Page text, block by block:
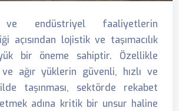
ve endüstriyel faaliyetlerin
açısından lojistik ve taşımacılık
bir öneme sahiptir. Özellikle
ağır yüklerin güvenli, hızlı ve
taşınması, sektörde rekabet
adına kritik bir unsur haline